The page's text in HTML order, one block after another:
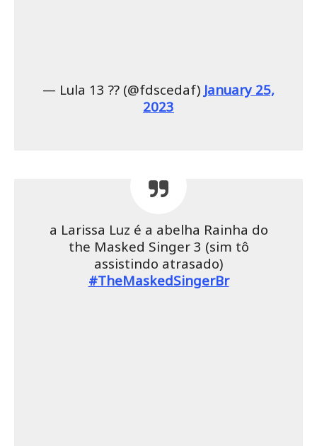
— Lula 13 ?? (@fdscedaf) January 25,
2023
a Larissa Luz é a abelha Rainha do
the Masked Singer 3 (sim tô
assistindo atrasado)
#TheMaskedSingerBr